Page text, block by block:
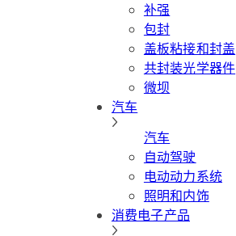
补强
包封
盖板粘接和封盖
共封装光学器件
微坝
汽车
汽车
自动驾驶
电动动力系统
照明和内饰
消费电子产品